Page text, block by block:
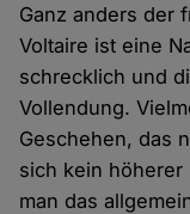
Ganz anders der
Voltaire ist eine
schrecklich und
Vollendung.
Geschehen, das
sich kein höherer
man das